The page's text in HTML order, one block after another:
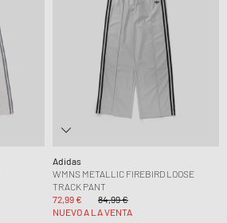
Adidas
WMNS METALLIC FIREBIRD LOOSE
TRACK PANT
72,99 €
84,99 €
NUEVO A LA VENTA